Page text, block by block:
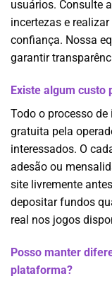
usuários. Consulte
incertezas e
confiança. Nossa
garantir
Existe algum
Todo o processo
gratuita pela
interessados. O
adesão ou
site livremente
depositar fundos
real nos jogos
Posso manter
plataforma?